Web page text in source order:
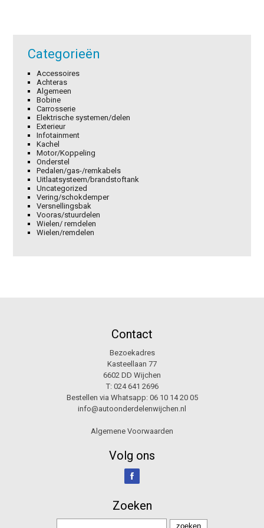
Categorieën
Accessoires
Achteras
Algemeen
Bobine
Carrosserie
Elektrische systemen/delen
Exterieur
Infotainment
Kachel
Motor/Koppeling
Onderstel
Pedalen/gas-/remkabels
Uitlaatsysteem/brandstoftank
Uncategorized
Vering/schokdemper
Versnellingsbak
Vooras/stuurdelen
Wielen/ remdelen
Wielen/remdelen
Contact
Bezoekadres
Kasteellaan 77
6602 DD Wijchen
T: 024 641 2696
Bestellen via Whatsapp: 06 10 14 20 05
info@autoonderdelenwijchen.nl
Algemene Voorwaarden
Volg ons
Zoeken